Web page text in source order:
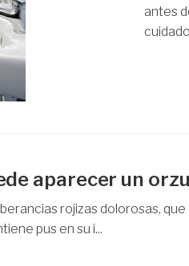
antes
aparecer un
rojizas dolorosas,
pus en su i...